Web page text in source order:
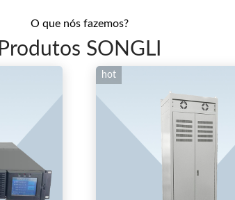
O que nós fazemos?
Produtos SONGLI
hot